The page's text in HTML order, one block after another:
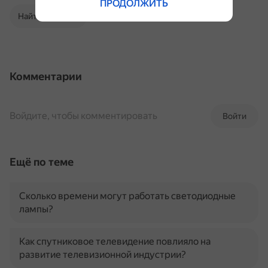
Найти в Поиске
Комментарии
Войти
Войдите, чтобы комментировать
Ещё по теме
Сколько времени могут работать светодиодные
лампы?
Как спутниковое телевидение повлияло на
развитие телевизионной индустрии?
ПРОДОЛЖИТЬ